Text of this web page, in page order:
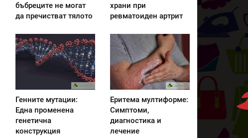
бъбреците не могат
да пречистват тялото
храни при
ревматоиден артрит
Генните мутации:
Една променена
генетична
конструкция
Еритема мултиформе:
Симптоми,
диагностика и
лечение